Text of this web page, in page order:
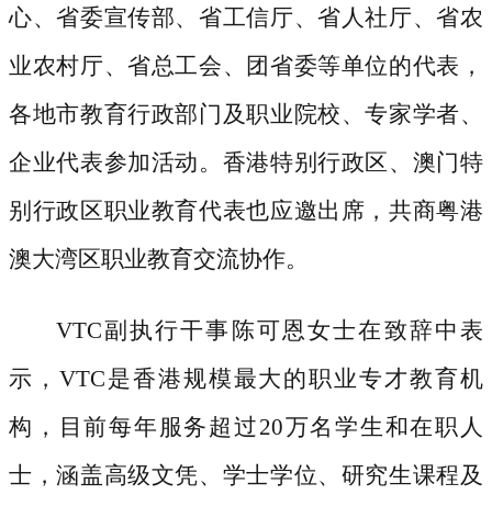
心、省委宣传部、省工信厅、省人社厅、省农
业农村厅、省总工会、团省委等单位的代表，
各地市教育行政部门及职业院校、专家学者、
企业代表参加活动。香港特别行政区、澳门特
别行政区职业教育代表也应邀出席，共商粤港
澳大湾区职业教育交流协作。
VTC副执行干事陈可恩女士在致辞中表
示，VTC是香港规模最大的职业专才教育机
构，目前每年服务超过20万名学生和在职人
士，涵盖高级文凭、学士学位、研究生课程及